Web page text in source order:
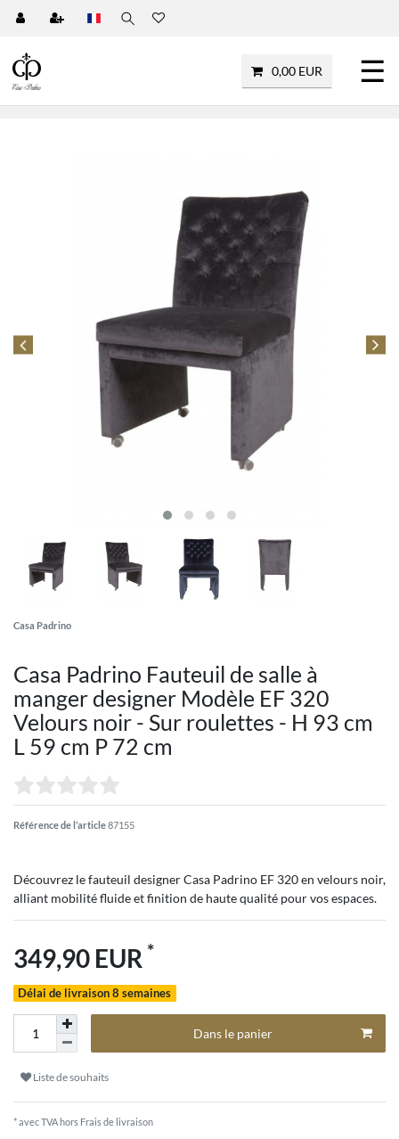
0,00 EUR ☰
Casa Padrino
Casa Padrino Fauteuil de salle à
manger designer Modèle EF 320
Velours noir - Sur roulettes - H 93 cm
L 59 cm P 72 cm
Référence de l’article87155
Découvrez le fauteuil designer Casa Padrino EF 320 en velours noir,
alliant mobilité fluide et finition de haute qualité pour vos espaces.
349,90 EUR *
Délai de livraison 8 semaines
Dans le panier
Liste de souhaits
* avec TVA hors Frais de livraison